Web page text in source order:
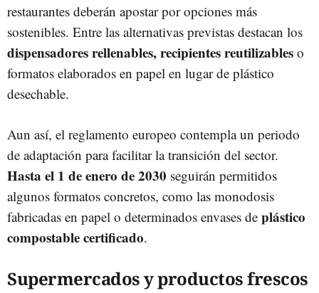
restaurantes deberán apostar por opciones más
sostenibles. Entre las alternativas previstas destacan los
dispensadores rellenables, recipientes reutilizables o
formatos elaborados en papel en lugar de plástico
desechable.
Aun así, el reglamento europeo contempla un periodo
de adaptación para facilitar la transición del sector.
Hasta el 1 de enero de 2030 seguirán permitidos
algunos formatos concretos, como las monodosis
fabricadas en papel o determinados envases de plástico
compostable certificado.
Supermercados y productos frescos